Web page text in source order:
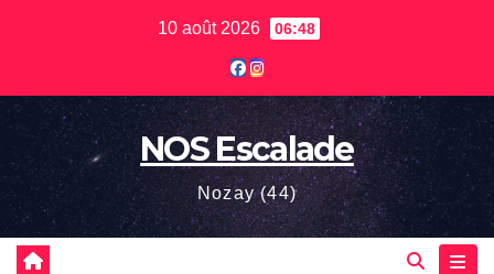
10 août 2026 06:48
NOS Escalade
Nozay (44)